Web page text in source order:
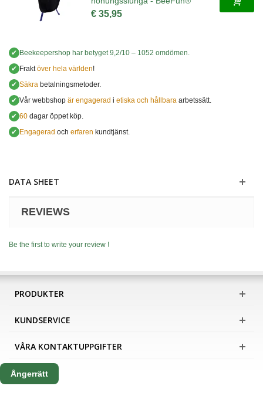
€ 35,95
✔ Beekeepershop har betyget 9,2/10 – 1052 omdömen.
✔ Fraktöver hela världen!
✔ Säkra betalningsmetoder.
✔ Vår webbshop är engagerad i etiska och hållbara arbetssätt.
✔ 60 dagar öppet köp.
✔ Engagerad och erfaren kundtjänst.
DATA SHEET
REVIEWS
Be the first to write your review !
PRODUKTER
KUNDSERVICE
VÅRA KONTAKTUPPGIFTER
Ångerrätt